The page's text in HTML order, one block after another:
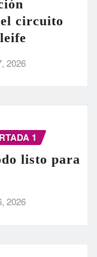
circuito
2026
1
listo para
2026